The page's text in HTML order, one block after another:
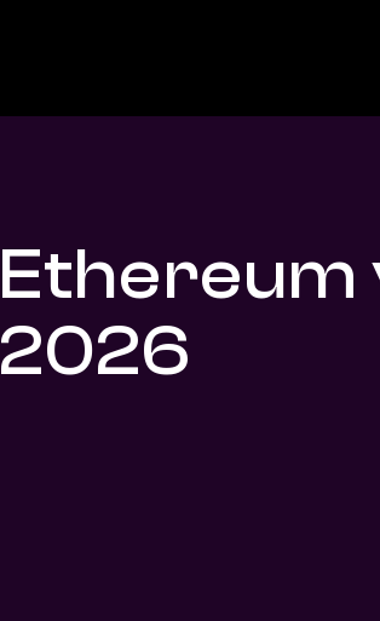
Ethereum
2026